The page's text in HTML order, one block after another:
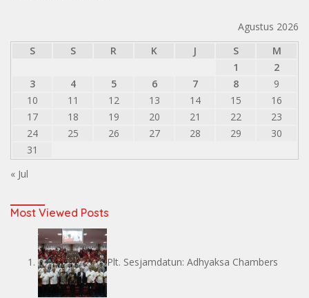
Agustus 2026
S
S R K J S
M
1
2
3
4 5 6 7 8
9
10
11 12 13 14 15
16
17
18 19 20 21 22
23
24
25 26 27 28 29
30
31
« Jul
Most Viewed Posts
Plt. Sesjamdatun: Adhyaksa Chambers